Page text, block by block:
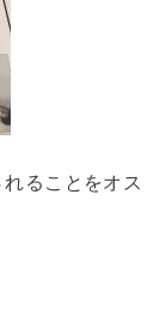
ることをオス